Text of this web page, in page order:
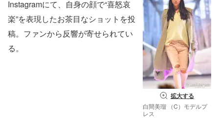
拡大する
白間美瑠 （C）モデルプ
レス
Instagramにて、自身の顔で“喜怒哀
楽”を表現したお茶目なショットを投
稿。ファンから反響が寄せられてい
る。